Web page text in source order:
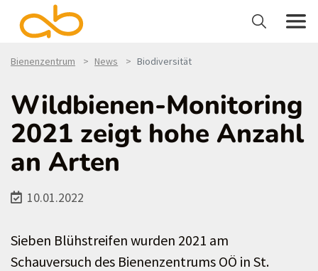
Bienenzentrum News Biodiversität
Wildbienen-Monitoring
2021 zeigt hohe Anzahl
an Arten
10.01.2022
Sieben Blühstreifen wurden 2021 am
Schauversuch des Bienenzentrums OÖ in St.